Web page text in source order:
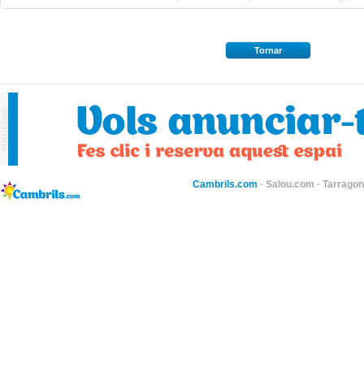
Tornar
Cambrils.com · Salou.com ·